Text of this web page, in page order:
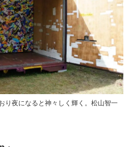
り夜になると神々しく輝く。松山智一